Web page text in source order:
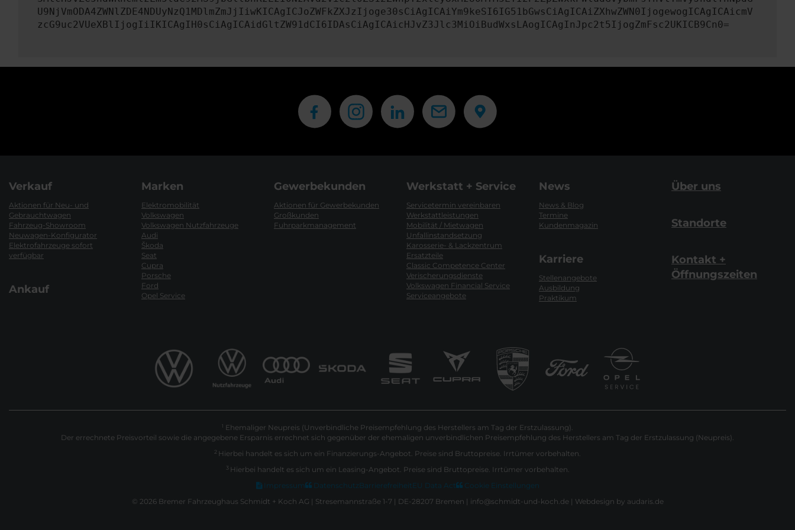
U9NjVmODA4ZWNlZDE4NDUyNzQ1MDlmZmJjIiwKICAgICJoZWFkZXJzIjoge30sCiAgICAiYm9keSI6IG51bGwsCiAgICAiZXhwZWN0IjogewogICAgICAicmV
zcG9uc2VUeXBlIjogIiIKICAgIH0sCiAgICAidGltZW91dCI6IDAsCiAgICAicHJvZ3Jlc3MiOiBudWxsLAogICAgInJpc2t5IjogZmFsc2UKICB9Cn0=
Verkauf
Aktionen für Neu- und
Gebrauchtwagen
Fahrzeug-Showroom
Neuwagen-Konfigurator
Elektrofahrzeuge sofort
verfügbar
Ankauf
Marken
Elektromobilität
Volkswagen
Volkswagen Nutzfahrzeuge
Audi
Škoda
Seat
Cupra
Porsche
Ford
Opel Service
Gewerbekunden
Aktionen für Gewerbekunden
Großkunden
Fuhrparkmanagement
Werkstatt + Service
Servicetermin vereinbaren
Werkstattleistungen
Mobilität / Mietwagen
Unfallinstandsetzung
Karosserie- & Lackzentrum
Ersatzteile
Classic Competence Center
Verischerungsdienste
Volkswagen Financial Service
Serviceangebote
News
News & Blog
Termine
Kundenmagazin
Karriere
Stellenangebote
Ausbildung
Praktikum
Über uns
Standorte
Kontakt +
Öffnungszeiten
1 Ehemaliger Neupreis (Unverbindliche Preisempfehlung des Herstellers am Tag der Erstzulassung).
Der errechnete Preisvorteil sowie die angegebene Ersparnis errechnet sich gegenüber der ehemaligen unverbindlichen Preisempfehlung des Herstellers am Tag der Erstzulassung (Neupreis).
2 Hierbei handelt es sich um ein Finanzierungs-Angebot. Preise sind Bruttopreise. Irrtümer vorbehalten.
3 Hierbei handelt es sich um ein Leasing-Angebot. Preise sind Bruttopreise. Irrtümer vorbehalten.
Impressum
Datenschutz Barrierefreiheit EU Data Act
Cookie Einstellungen
© 2026 Bremer Fahrzeughaus Schmidt + Koch AG | Stresemannstraße 1-7 | DE-28207 Bremen | info@schmidt-und-koch.de | Webdesign by audaris.de